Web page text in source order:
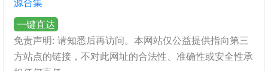
源合集
一键直达
免责声明: 请知悉后再访问。本网站仅公益提供指向第三
方站点的链接，不对此网址的合法性、准确性或安全性承